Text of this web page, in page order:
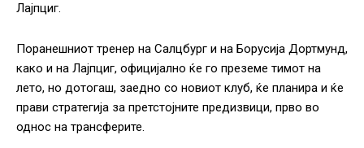
Лајпциг.
Поранешниот тренер на Салцбург и на Борусија Дортмунд,
како и на Лајпциг, официјално ќе го преземе тимот на
лето, но дотогаш, заедно со новиот клуб, ќе планира и ќе
прави стратегија за претстојните предизвици, прво во
однос на трансферите.